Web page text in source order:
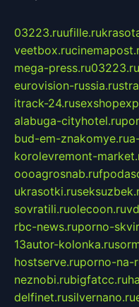
03223.ruufille.ru
veetbox.ru
mega-press.ru03223.ru
eurovision-russia.ru
itrack-24.ru
alabuga-cityhotel.ru
bud-em-znakomye.ru
korolevremont-
oooagrosnab.ru
ukrasotki.ru
sovratili.ruolecoon.ru
rbc-news.ruporno-
13autor-kolonka.ru
hostserve.ruporno-na-
neznobi.rubigfatcc.ru
delfinet.rusilvernano.ru